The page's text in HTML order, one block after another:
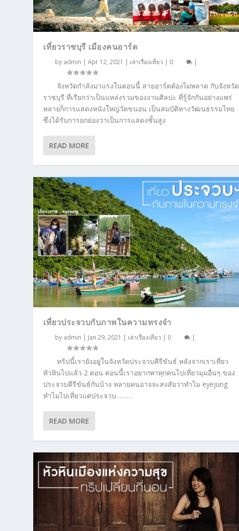
เที่ยวราชบุรี เมืองคนอาร์ต
by admin |Apr 12, 2021 | เล่าเรื่องเที่ยว | 0 |
จังหวัดกำลังมาแรงในตอนนี้ สายอาร์ตต้องไม่พลาด กับจังหวัด
ราชบุรี ที่เรียกว่าเป็นแหล่งรวมของงานศิลปะ ที่รู้จักกันอย่างแพร่
หลายก็การแสดงหนังใหญ่วัดขนอน เป็นสมบัติทางวัฒนธรรมไทย
ซึ่งได้รับการยกย่องว่าเป็นการแสดงชั้นสูง
READ MORE
เที่ยวประจวบกับภาพในความทรงจำ
by admin | Jan 29, 2021 | เล่าเรื่องเที่ยว | 0 |
ทริปนี้เรายังอยู่ในจังหวัดประจวบคีรีขันธ์ หลังจากเราเที่ยว
หัวหินไปแล้ว 2 ตอน ตอนนี้เราอยากพาทุกคนไปเที่ยวมุมอื่นๆ ของ
ประจวบคีรีขันธ์กันบ้าง หลายคนอาจจะสงสัยว่าทำไม eyejung
ทำไมไปเที่ยวแต่ประจวบ………
READ MORE